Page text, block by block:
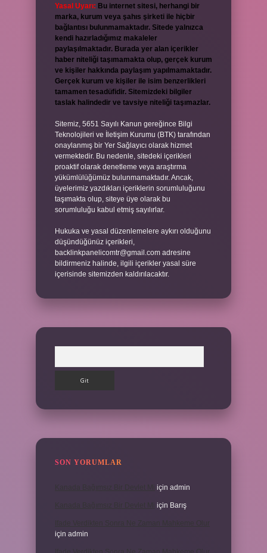
Yasal Uyarı: Bu internet sitesi, herhangi bir
marka, kurum veya şahıs şirketi ile hiçbir
bağlantısı bulunmamaktadır. Sitede yalnızca
kendi hazırladığımız makaleler
paylaşılmaktadır. Burada yer alan içerikler
haber niteliği taşımamakta olup, gerçek kurum
ve kişiler hakkında paylaşım yapılmamaktadır.
Gerçek kurum ve kişiler ile isim benzerlikleri
tamamen tesadüfidir. Sitemizdeki bilgiler
taslak halindedir ve tavsiye niteliği taşımazlar.
Sitemiz, 5651 Sayılı Kanun gereğince Bilgi
Teknolojileri ve İletişim Kurumu (BTK) tarafından
onaylanmış bir Yer Sağlayıcı olarak hizmet
vermektedir. Bu nedenle, sitedeki içerikleri
proaktif olarak denetleme veya araştırma
yükümlülüğümüz bulunmamaktadır. Ancak,
üyelerimiz yazdıkları içeriklerin sorumluluğunu
taşımakta olup, siteye üye olarak bu
sorumluluğu kabul etmiş sayılırlar.
Hukuka ve yasal düzenlemelere aykırı olduğunu
düşündüğünüz içerikleri,
backlinkpanelicomtr@gmail.com adresine
bildirmeniz halinde, ilgili içerikler yasal süre
içerisinde sitemizden kaldırılacaktır.
SON YORUMLAR
için admin
için Barış
için admin